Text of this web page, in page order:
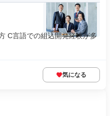
C言語での組込開発経験が多
気になる